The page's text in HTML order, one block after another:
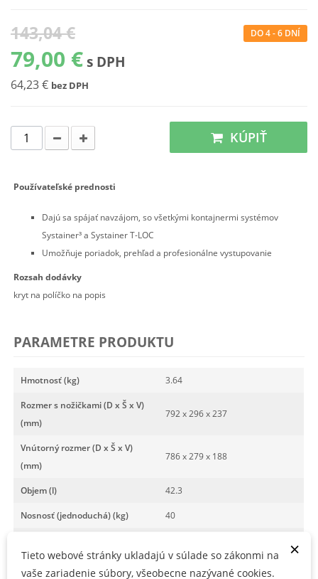
143,04 €
79,00 € s DPH
64,23 € bez DPH
DO 4 - 6 DNÍ
KÚPIŤ
Používateľské prednosti
Dajú sa spájať navzájom, so všetkými kontajnermi systémov
Systainer³ a Systainer T-LOC
Umožňuje poriadok, prehľad a profesionálne vystupovanie
Rozsah dodávky
kryt na políčko na popis
PARAMETRE PRODUKTU
Hmotnosť (kg) 3.64
Rozmer s nožičkami (D x Š x V)
(mm)
792 x 296 x 237
Vnútorný rozmer (D x Š x V)
(mm)
786 x 279 x 188
Objem (l) 42.3
Nosnosť (jednoduchá) (kg) 40
×
Tieto webové stránky ukladajú v súlade so zákonmi na
vaše zariadenie súbory, všeobecne nazývané cookies.